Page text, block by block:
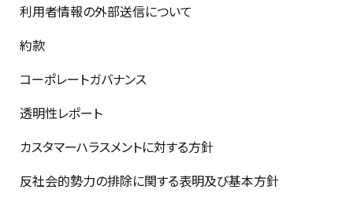
利用者情報の外部送信について
約款
コーポレートガバナンス
透明性レポート
カスタマーハラスメントに対する方針
反社会的勢力の排除に関する表明及び基本方針